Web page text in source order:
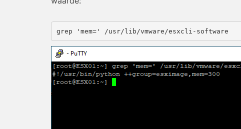
grep 'mem=' /usr/lib/vmware/esxcli-software